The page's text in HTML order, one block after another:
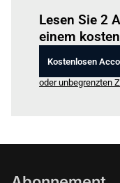
Lesen Sie 2
einem
Kostenlosen
oder unbegrenzten